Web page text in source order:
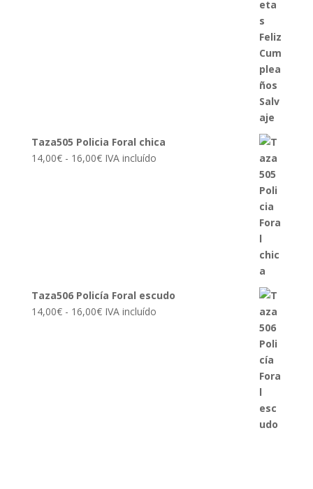
Taza505 Policia Foral chica
14,00€ - 16,00€Rango
IVA incluído
Taza506 Policía Foral escudo
14,00€ - 16,00€Rango
IVA incluído